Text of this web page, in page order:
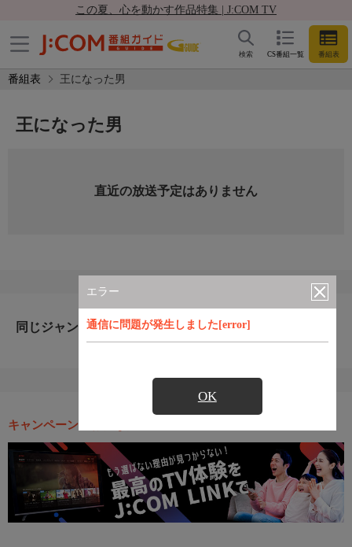
この夏、心を動かす作品特集 | J:COM TV
CS番組一覧 番組表
検索
番組表 王になった男
エラー
通信に問題が発生しました[error]
OK
王になった男
直近の放送予定はありません
同じジャンルのおすすめ番組
キャンペーン・お得な情報